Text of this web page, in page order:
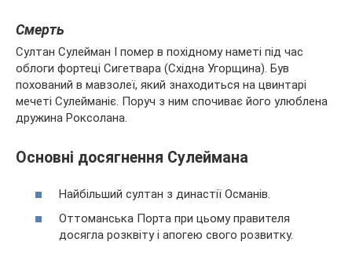
Смерть
Султан Сулейман I помер в похідному наметі під час
облоги фортеці Сигетвара (Східна Угорщина). Був
похований в мавзолеї, який знаходиться на цвинтарі
мечеті Сулейманіє. Поруч з ним спочиває його улюблена
дружина Роксолана.
Основні досягнення Сулеймана
Найбільший султан з династії Османів.
Оттоманська Порта при цьому правителя
досягла розквіту і апогею свого розвитку.